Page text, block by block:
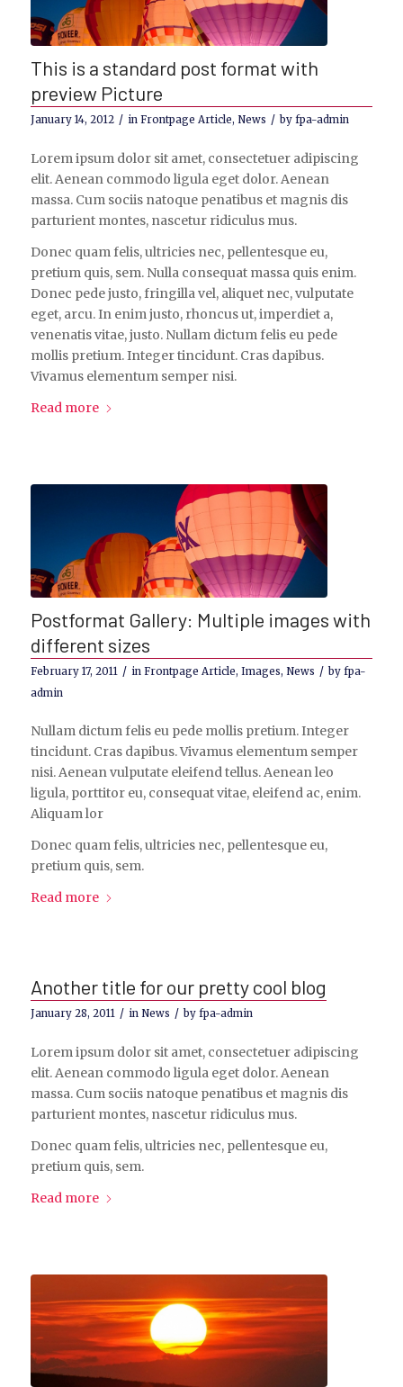
This is a standard post format with
preview Picture
January 14, 2012 / in Frontpage Article, News / by fpa-admin
Lorem ipsum dolor sit amet, consectetuer adipiscing
elit. Aenean commodo ligula eget dolor. Aenean
massa. Cum sociis natoque penatibus et magnis dis
parturient montes, nascetur ridiculus mus.
Donec quam felis, ultricies nec, pellentesque eu,
pretium quis, sem. Nulla consequat massa quis enim.
Donec pede justo, fringilla vel, aliquet nec, vulputate
eget, arcu. In enim justo, rhoncus ut, imperdiet a,
venenatis vitae, justo. Nullam dictum felis eu pede
mollis pretium. Integer tincidunt. Cras dapibus.
Vivamus elementum semper nisi.
Read more
Postformat Gallery: Multiple images with
different sizes
February 17, 2011 / in Frontpage Article, Images, News / by fpa-
admin
Nullam dictum felis eu pede mollis pretium. Integer
tincidunt. Cras dapibus. Vivamus elementum semper
nisi. Aenean vulputate eleifend tellus. Aenean leo
ligula, porttitor eu, consequat vitae, eleifend ac, enim.
Aliquam lor
Donec quam felis, ultricies nec, pellentesque eu,
pretium quis, sem.
Read more
Another title for our pretty cool blog
January 28, 2011 / in News / by fpa-admin
Lorem ipsum dolor sit amet, consectetuer adipiscing
elit. Aenean commodo ligula eget dolor. Aenean
massa. Cum sociis natoque penatibus et magnis dis
parturient montes, nascetur ridiculus mus.
Donec quam felis, ultricies nec, pellentesque eu,
pretium quis, sem.
Read more